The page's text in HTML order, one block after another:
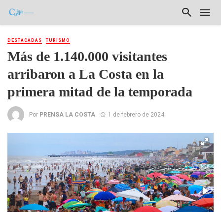
DESTACADAS TURISMO
Más de 1.140.000 visitantes
arribaron a La Costa en la
primera mitad de la temporada
Por PRENSA LA COSTA 1 de febrero de 2024